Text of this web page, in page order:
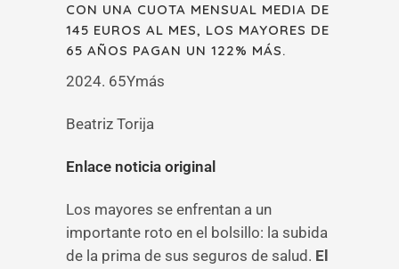
CON UNA CUOTA MENSUAL MEDIA DE
145 EUROS AL MES, LOS MAYORES DE
65 AÑOS PAGAN UN 122% MÁS.
2024. 65Ymás
Beatriz Torija
Enlace noticia original
Los mayores se enfrentan a un
importante roto en el bolsillo: la subida
de la prima de sus seguros de salud. El